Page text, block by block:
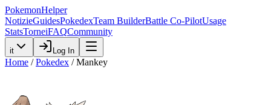
PokemonHelper
NotizieGuidesPokedexTeam BuilderBattle Co-PilotUsage
StatsTorneiFAQCommunity
it Log In
Home / Pokedex / Mankey